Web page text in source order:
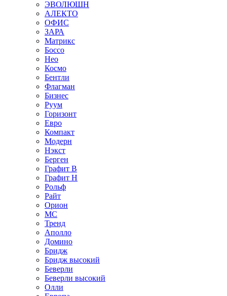
ЭВОЛЮШН
АЛЕКТО
ОФИС
ЗАРА
Матрикс
Боссо
Нео
Космо
Бентли
Флагман
Бизнес
Руум
Горизонт
Евро
Компакт
Модерн
Нэкст
Берген
Графит В
Графит Н
Рольф
Райт
Орион
МС
Тренд
Аполло
Домино
Бридж
Бридж высокий
Беверли
Беверли высокий
Олли